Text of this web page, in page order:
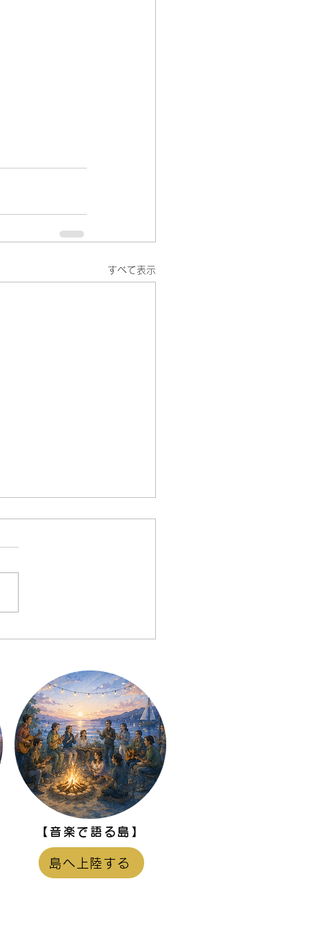
すべて表示
対話が今より楽で、楽
話塾」を始める理由
【音楽で語る島】
島へ上陸する